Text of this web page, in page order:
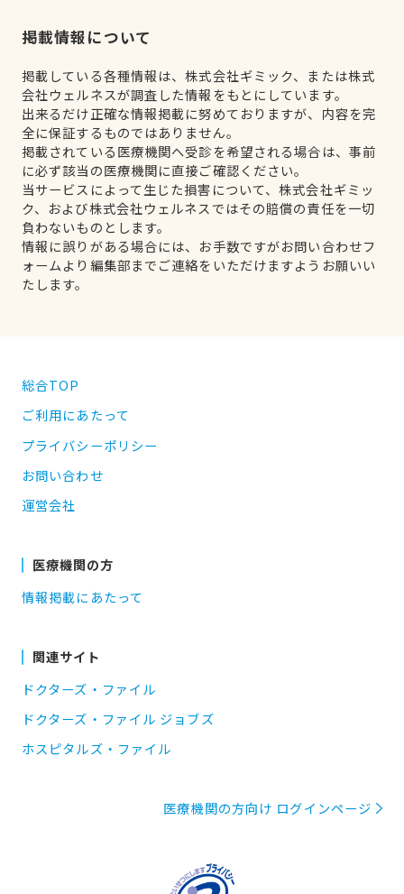
掲載情報について
掲載している各種情報は、株式会社ギミック、または株式
会社ウェルネスが調査した情報をもとにしています。
出来るだけ正確な情報掲載に努めておりますが、内容を完
全に保証するものではありません。
掲載されている医療機関へ受診を希望される場合は、事前
に必ず該当の医療機関に直接ご確認ください。
当サービスによって生じた損害について、株式会社ギミッ
ク、および株式会社ウェルネスではその賠償の責任を一切
負わないものとします。
情報に誤りがある場合には、お手数ですがお問い合わせフ
ォームより編集部までご連絡をいただけますようお願いい
たします。
総合TOP
ご利用にあたって
プライバシーポリシー
お問い合わせ
運営会社
医療機関の方
情報掲載にあたって
関連サイト
ドクターズ・ファイル
ドクターズ・ファイル ジョブズ
ホスピタルズ・ファイル
医療機関の方向け ログインページ